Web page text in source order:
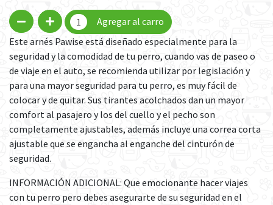
Agregar al carro
Este arnés Pawise está diseñado especialmente para la
seguridad y la comodidad de tu perro, cuando vas de paseo o
de viaje en el auto, se recomienda utilizar por legislación y
para una mayor seguridad para tu perro, es muy fácil de
colocar y de quitar. Sus tirantes acolchados dan un mayor
comfort al pasajero y los del cuello y el pecho son
completamente ajustables, además incluye una correa corta
ajustable que se engancha al enganche del cinturón de
seguridad.
INFORMACIÓN ADICIONAL: Que emocionante hacer viajes
con tu perro pero debes asegurarte de su seguridad en el